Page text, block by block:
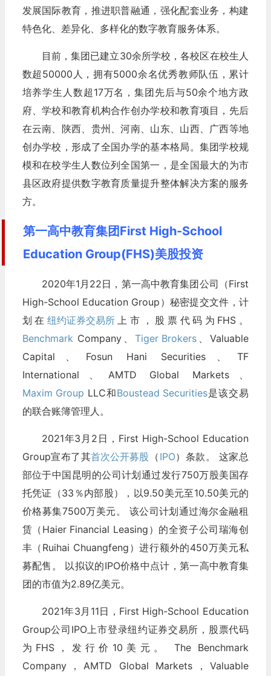
发展国际教育，推进职普融通，强化配套业务，构建
特色化、差异化、多样化的数字教育服务体系。
目前，集团已建立30余所学校，各校区在校生人
数超50000人，拥有5000余名优秀教师队伍，累计
培养学生人数超17万名，集团先后与50余个地方政
府、学校和教育机构合作创办学校和教育项目，先后
在云南、陕西、贵州、河南、山东、山西、广西等地
创办学校，形成了全国办学的基本格局。集团学校规
模和在校学生人数位列全国第一，是全国最大的为市
县区政府提供数字教育质量提升整体解决方案的服务
方。
第一高中教育集团First High-School
Education Group(FHS)美股投资
2020年1月22日，第一高中教育集团公司（First
High-School Education Group）秘密提交文件，计
划在 纽约证券交易所上市，股票代码为FHS。
Benchmark Company、Tiger Brokers 、Valuable
Capital、Fosun Hani Securities、TF
International、AMTD Global Markets、
Maxim Group LLC和Boustead Securities是该交易
的联合账簿管理人。
2021年3月2日，First High-School Education
Group宣布了其首次公开募股 （ IPO）条款。 这家总
部位于中国昆明的公司计划通过发行750万股美国存
托凭证（33％内部股），以9.50美元至10.50美元的
价格募集7500万美元。 该公司计划通过海尔金融租
赁（Haier Financial Leasing）的全资子公司瑞海创
丰（Ruihai Chuangfeng）进行额外的450万美元私
募配售。 以拟议的IPO价格中点计，第一高中教育集
团的市值为2.89亿美元。
2021年3月11日，First High-School Education
Group公司IPO上市登录纽约证券交易所，股票代码
为FHS，发行价10美元。 The Benchmark
Company，AMTD Global Markets，Valuable